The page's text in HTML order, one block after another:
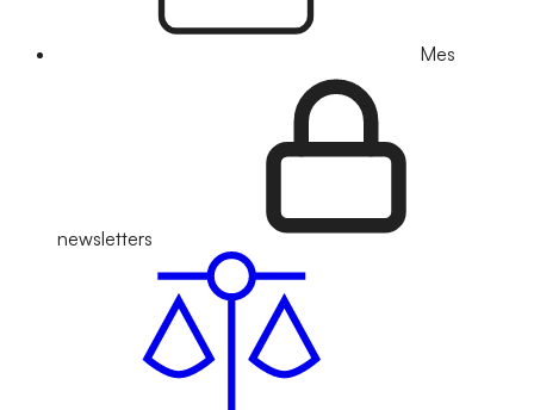
Mes
newsletters